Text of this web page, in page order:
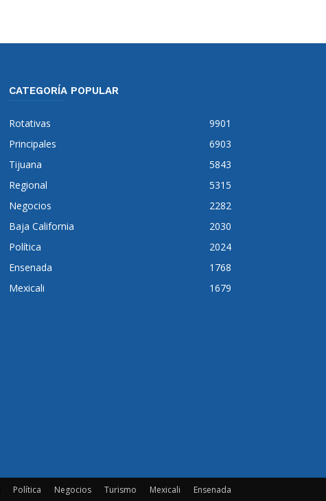
CATEGORÍA POPULAR
Rotativas
9901
Principales
6903
Tijuana
5843
Regional
5315
Negocios
2282
Baja California
2030
Política
2024
Ensenada
1768
Mexicali
1679
Política Negocios Turismo Mexicali Ensenada